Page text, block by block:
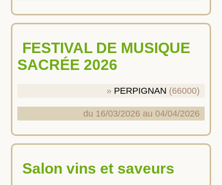
FESTIVAL DE MUSIQUE
SACRÉE 2026
PERPIGNAN (66000)
du 16/03/2026 au 04/04/2026
Salon vins et saveurs